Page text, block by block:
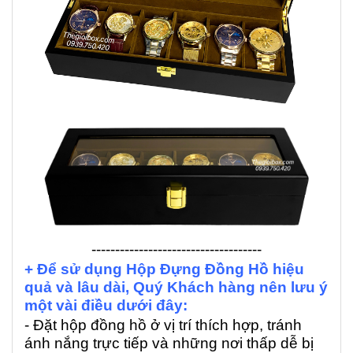
------------------------------------
+ Để sử dụng Hộp Đựng Đồng Hồ hiệu
quả và lâu dài, Quý Khách hàng nên lưu ý
một vài điều dưới đây:
- Đặt hộp đồng hồ ở vị trí thích hợp, tránh
ánh nắng trực tiếp và những nơi thấp dễ bị